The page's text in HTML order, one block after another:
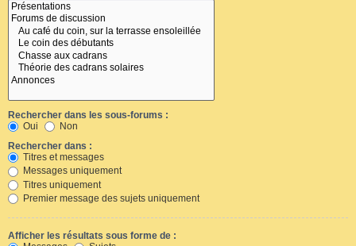
Rechercher dans les sous-forums :
Oui
Non
Rechercher dans :
Titres et messages
Messages uniquement
Titres uniquement
Premier message des sujets uniquement
Afficher les résultats sous forme de :